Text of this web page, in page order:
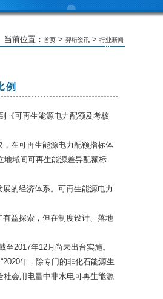
当前位置： 首页 > 羿珩资讯 > 行业新闻
例
《可再生能源电力配额及考核
在可再生能源电力配额指标体
地域间可再生能源差异配额标
的经济体系。可再生能源电力
益探索，但在制度设计、落地
至2017年12月尚未出台实施。
年，除专门的非化石能源生
社会用电量中非水电可再生能源